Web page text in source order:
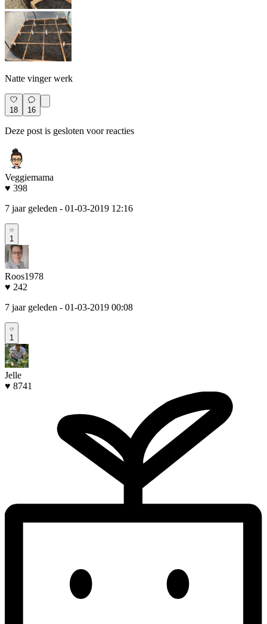
Natte vinger werk
18 16
Deze post is gesloten voor reacties
Veggiemama
♥ 398
7 jaar geleden - 01-03-2019 12:16
1
Roos1978
♥ 242
7 jaar geleden - 01-03-2019 00:08
1
Jelle
♥ 8741